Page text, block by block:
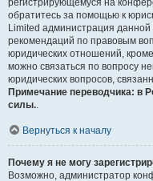
регистрирующемуся на
обратитесь за помощью к
Limited администрация
рекомендаций по правовым
юридических отношений,
можно связаться по вопросу
юридических вопросов,
Примечание переводчика: в
силы..
Вернуться к началу
Почему я не могу
Возможно, администратор